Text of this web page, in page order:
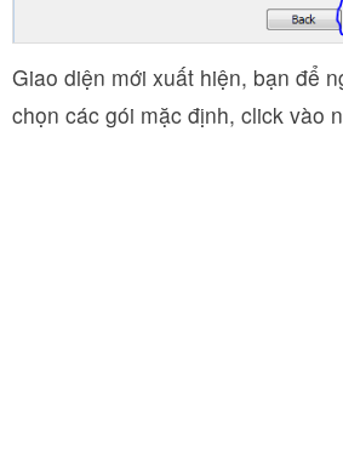
Giao diện mới xuất hiện, bạn để
chọn các gói mặc định, click vào